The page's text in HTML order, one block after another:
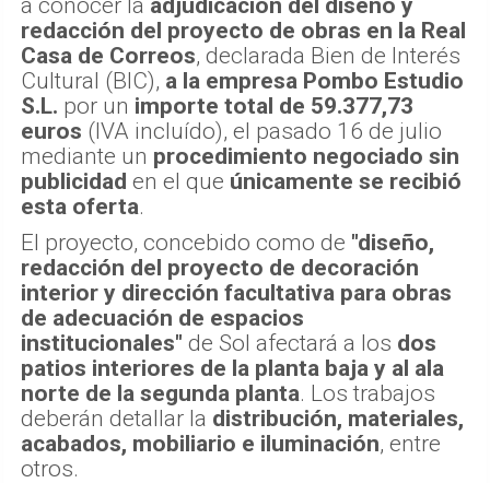
a conocer la adjudicación del diseño y
redacción del proyecto de obras en la Real
Casa de Correos, declarada Bien de Interés
Cultural (BIC), a la empresa Pombo Estudio
S.L. por un importe total de 59.377,73
euros (IVA incluído), el pasado 16 de julio
mediante un procedimiento negociado sin
publicidad en el que únicamente se recibió
esta oferta.
El proyecto, concebido como de "diseño,
redacción del proyecto de decoración
interior y dirección facultativa para obras
de adecuación de espacios
institucionales" de Sol afectará a los dos
patios interiores de la planta baja y al ala
norte de la segunda planta. Los trabajos
deberán detallar la distribución, materiales,
acabados, mobiliario e iluminación, entre
otros.